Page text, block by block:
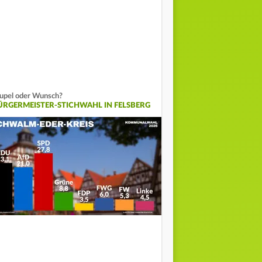
oder Wunsch?
STICHWAHL IN FELSBERG